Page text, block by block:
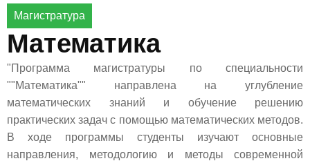
Магистратура
Maтематика
"Программа магистратуры по специальности
""Математика"" направлена на углубление
математических знаний и обучение решению
практических задач с помощью математических методов.
В ходе программы студенты изучают основные
направления, методологию и методы современной